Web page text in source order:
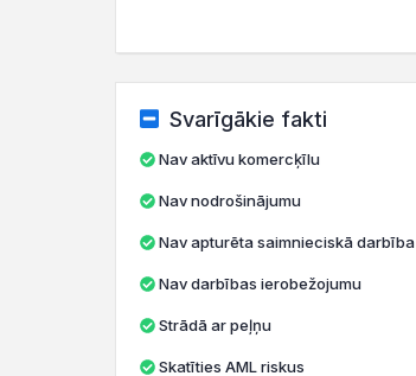
Svarīgākie fakti
Nav aktīvu komercķīlu
Nav nodrošinājumu
Nav apturēta saimnieciskā darbība
Nav darbības ierobežojumu
Strādā ar peļņu
Skatīties AML riskus